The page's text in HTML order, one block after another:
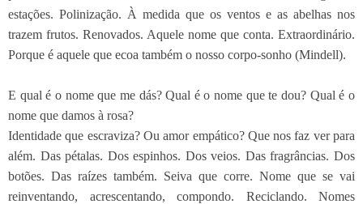
estações. Polinização. À medida que os ventos e as abelhas nos
trazem frutos. Renovados. Aquele nome que conta. Extraordinário.
Porque é aquele que ecoa também o nosso corpo-sonho (Mindell).
E qual é o nome que me dás? Qual é o nome que te dou? Qual é o
nome que damos à rosa?
Identidade que escraviza? Ou amor empático? Que nos faz ver para
além. Das pétalas. Dos espinhos. Dos veios. Das fragrâncias. Dos
botões. Das raízes também. Seiva que corre. Nome que se vai
reinventando, acrescentando, compondo. Reciclando. Nomes